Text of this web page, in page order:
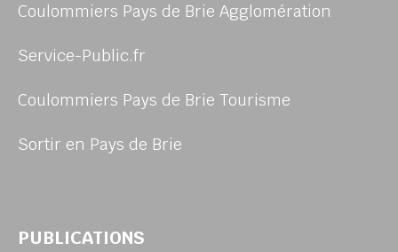
Coulommiers Pays de Brie Agglomération
Service-Public.fr
Coulommiers Pays de Brie Tourisme
Sortir en Pays de Brie
PUBLICATIONS